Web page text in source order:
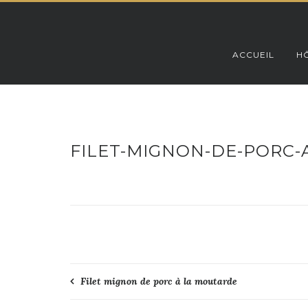
ACCUEIL
FILET-MIGNON-DE-
Navigation
Filet mignon de porc à la moutarde